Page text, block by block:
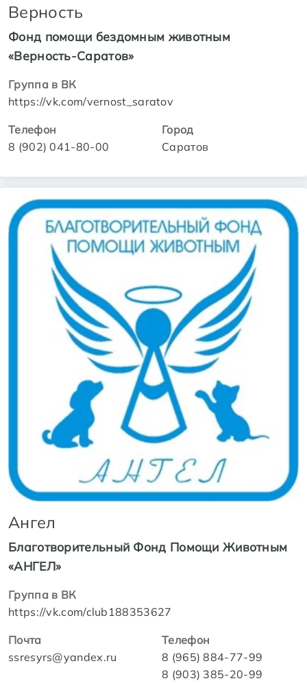
Верность
Фонд помощи бездомным животным
«Верность-Саратов»
Группа в ВК
https://vk.com/vernost_saratov
Телефон
8 (902) 041-80-00
Город
Саратов
Ангел
Благотворительный Фонд Помощи Животным
«АНГЕЛ»
Группа в ВК
https://vk.com/club188353627
Почта
ssresyrs@yandex.ru
Телефон
8 (965) 884-77-99
8 (903) 385-20-99